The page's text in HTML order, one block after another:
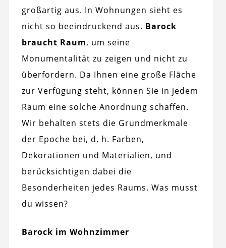
großartig aus. In Wohnungen sieht es
nicht so beeindruckend aus. Barock
braucht Raum, um seine
Monumentalität zu zeigen und nicht zu
überfordern. Da Ihnen eine große Fläche
zur Verfügung steht, können Sie in jedem
Raum eine solche Anordnung schaffen.
Wir behalten stets die Grundmerkmale
der Epoche bei, d. h. Farben,
Dekorationen und Materialien, und
berücksichtigen dabei die
Besonderheiten jedes Raums. Was musst
du wissen?
Barock im Wohnzimmer